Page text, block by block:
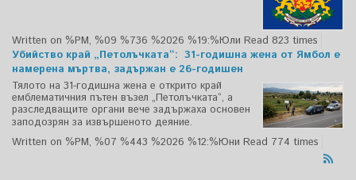
Written on %PM, %09 %736 %2026 %19:%Юли Read 823 times
Убийство край „Петолъчката“: 31-годишна жена от Ямбол е
намерена мъртва, задържан е 26-годишен
Тялото на 31-годишна жена е открито край
емблематичния пътен възел „Петолъчката“, а
разследващите органи вече задържаха основен
заподозрян за извършеното деяние.
Written on %PM, %07 %443 %2026 %12:%Юни Read 774 times